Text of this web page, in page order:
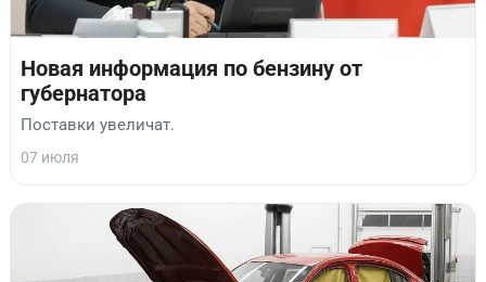
Новая информация по бензину от
губернатора
Поставки увеличат.
07 июля